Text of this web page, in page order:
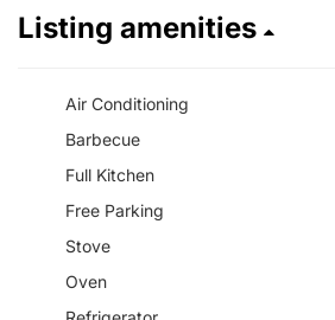
Listing amenities
Air Conditioning
Barbecue
Full Kitchen
Free Parking
Stove
Oven